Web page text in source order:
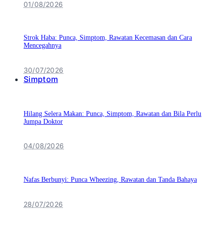
01/08/2026
Strok Haba: Punca, Simptom, Rawatan Kecemasan dan Cara
Mencegahnya
30/07/2026
Simptom
Hilang Selera Makan: Punca, Simptom, Rawatan dan Bila Perlu
Jumpa Doktor
04/08/2026
Nafas Berbunyi: Punca Wheezing, Rawatan dan Tanda Bahaya
28/07/2026